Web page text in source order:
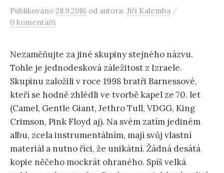
Publikováno 28.9.2016 od autora: Jiří Kalemba /
0 komentářů
Nezaměňujte za jiné skupiny stejného názvu.
Tohle je jednodesková záležitost z Izraele.
Skupinu založili v roce 1998 bratři Barnessové,
kteří se hodně zhlédli ve tvorbě kapel ze 70. let
(Camel, Gentle Giant, Jethro Tull, VDGG, King
Crimson, Pink Floyd aj). Na svém zatím jediném
albu, zcela instrumentálním, mají svůj vlastní
materiál a nutno říci, že unikátní. Žádná desátá
kopie něčeho mockrát ohraného. Spíš velká